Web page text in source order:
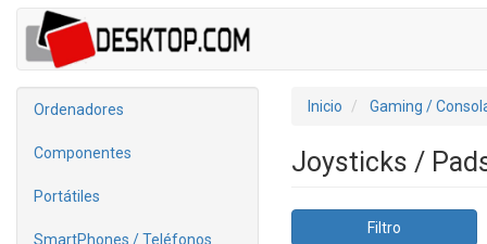
Ordenadores
Componentes
Portátiles
SmartPhones / Teléfonos
Inicio Gaming /
Joysticks /
Filtro